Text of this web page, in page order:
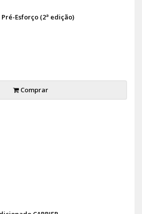
Esforço (2ª edição)
Comprar